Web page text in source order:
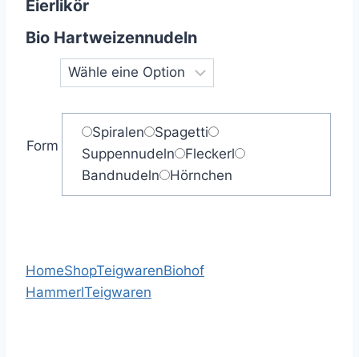
Eierlikör
Bio Hartweizennudeln
Form
Spiralen
Spagetti
Suppennudeln
Fleckerl
Bandnudeln
Hörnchen
HomeShopTeigwarenBiohof
HammerlTeigwaren